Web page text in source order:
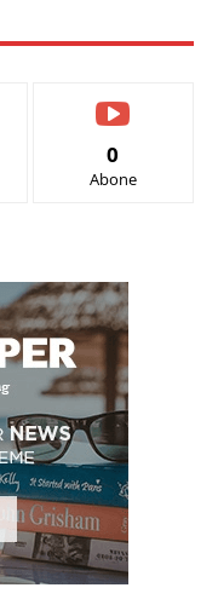
0
Abone